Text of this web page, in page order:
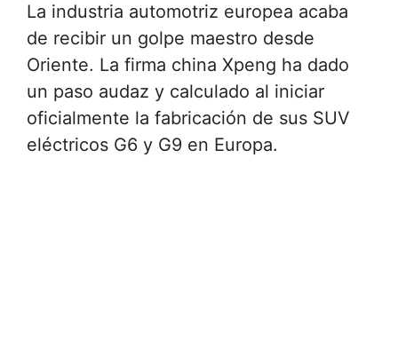
La industria automotriz europea acaba
de recibir un golpe maestro desde
Oriente. La firma china Xpeng ha dado
un paso audaz y calculado al iniciar
oficialmente la fabricación de sus SUV
eléctricos G6 y G9 en Europa.